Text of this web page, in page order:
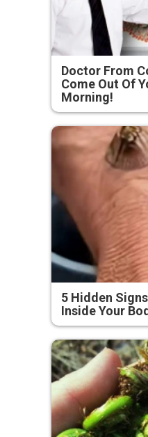
Doctor From
Come Out Of
Morning!
5 Hidden
Inside Your